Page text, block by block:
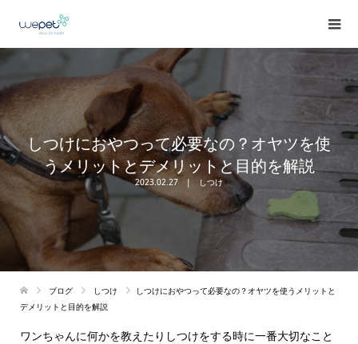
しつけにおやつって必要なの？オヤツを使
うメリットとデメリットと目的を解説
2023.02.27 しつけ
ブログ しつけ
しつけにおやつって必要なの？オヤツを使うメリットと
デメリットと目的を解説
ワンちゃんに何かを教えたりしつけをする時に一番大切なこと